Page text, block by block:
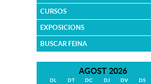
CURSOS
EXPOSICIONS
BUSCAR FEINA
AGOST 2026
DL DT DC DJ DV DS